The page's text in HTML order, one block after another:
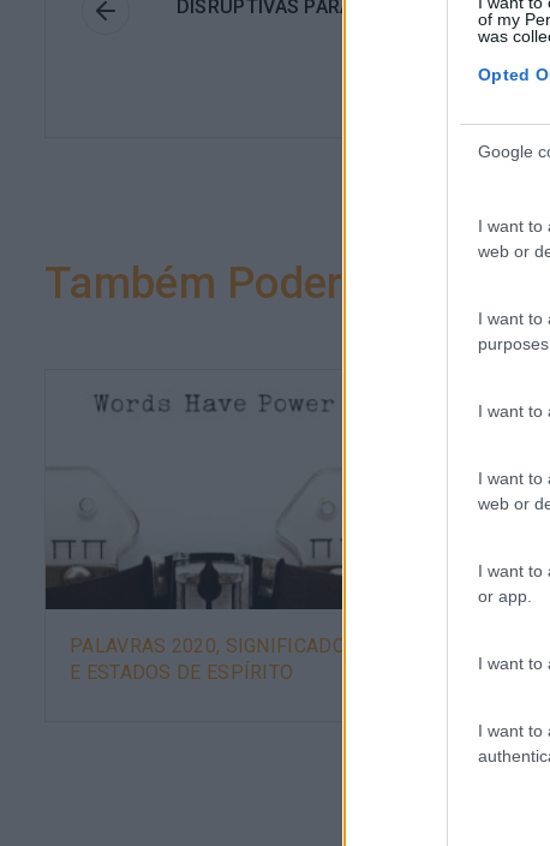
of my
was
Opted
Google
I want to
web or
I want to
purposes.
I want to
I want to
web or
I want to
or app.
I want to
I want to
DISRUPTIVAS PARA UM RECRUTAMENTO
DIFERENTE
Também Poderá Gostar
PALAVRAS 2020, SIGNIFICADOS
E ESTADOS DE ESPÍRITO